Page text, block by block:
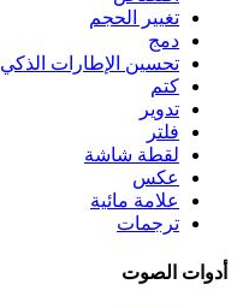
تغيير الحجم
دمج
تحسين الإطارات الذكي
كتم
تدوير
فلتر
لقطة شاشة
عكس
علامة مائية
ترجمات
أدوات الصوت